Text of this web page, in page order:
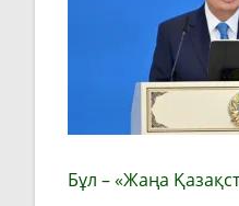
Бұл – «Жаңа